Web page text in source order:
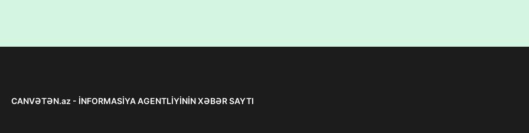
CANVƏTƏN.az - İNFORMASİYA AGENTLİYİNİN XƏBƏR SAYTI